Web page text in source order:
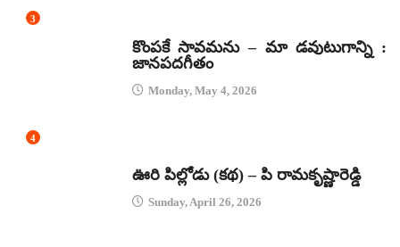
3
కొంపకే సావమను – మా డవుటుగాన్ని :
జానపదగీతం
Monday, May 4, 2026
4
ఊరి పిల్లోడు (కథ) – పి రామకృష్ణారెడ్డి
Sunday, April 26, 2026